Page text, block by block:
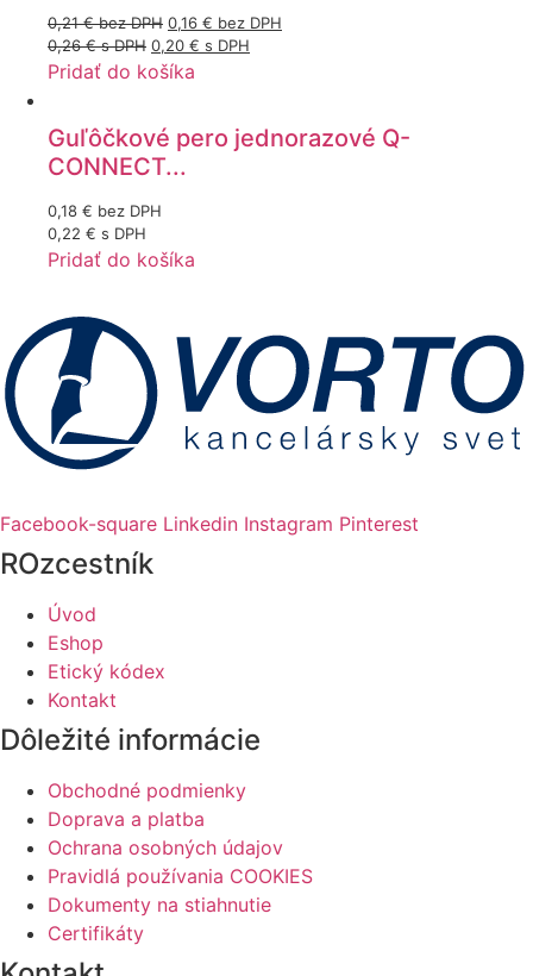
0,21€bez DPH 0,16 € bez DPH
0,26€s DPH 0,20 € s DPH
Pridať do košíka
Guľôčkové pero jednorazové Q-
CONNECT...
0,18 € bez DPH
0,22 € s DPH
Pridať do košíka
Facebook-square Linkedin Instagram Pinterest
ROzcestník
Úvod
Eshop
Etický kódex
Kontakt
Dôležité informácie
Obchodné podmienky
Doprava a platba
Ochrana osobných údajov
Pravidlá používania COOKIES
Dokumenty na stiahnutie
Certifikáty